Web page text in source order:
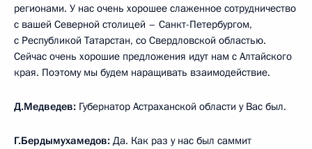
регионами. У нас очень хорошее слаженное сотрудничество
с вашей Северной столицей – Санкт-Петербургом,
с Республикой Татарстан, со Свердловской областью.
Сейчас очень хорошие предложения идут нам с Алтайского
края. Поэтому мы будем наращивать взаимодействие.
Д.Медведев: Губернатор Астраханской области у Вас был.
Г.Бердымухамедов: Да. Как раз у нас был саммит